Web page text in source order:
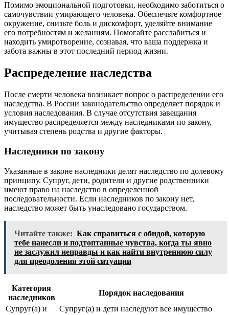
Помимо эмоциональной подготовки, необходимо заботиться о
самочувствии умирающего человека. Обеспечьте комфортное
окружение, снизьте боль и дискомфорт, уделяйте внимание
его потребностям и желаниям. Помогайте расслабиться и
находить умиротворение, сознавая, что ваша поддержка и
забота важны в этот последний период жизни.
Распределение наследства
После смерти человека возникает вопрос о распределении его
наследства. В России законодательство определяет порядок и
условия наследования. В случае отсутствия завещания
имущество распределяется между наследниками по закону,
учитывая степень родства и другие факторы.
Наследники по закону
Указанные в законе наследники делят наследство по долевому
принципу. Супруг, дети, родители и другие родственники
имеют право на наследство в определенной
последовательности. Если наследников по закону нет,
наследство может быть унаследовано государством.
Читайте также: Как справиться с обидой, которую
тебе нанесли и подтоптанные чувства, когда ты явно
не заслужил неправды и как найти внутреннюю силу
для преодоления этой ситуации
Категория
наследников
Порядок наследования
Супруг(а) и
Супруг(а) и дети наследуют все имущество